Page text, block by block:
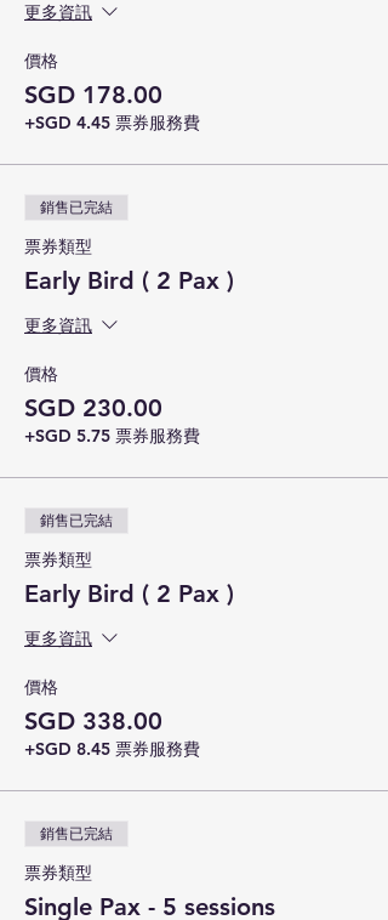
更多資訊
價格
SGD 178.00
+SGD 4.45 票券服務費
銷售已完結
票券類型
Early Bird ( 2 Pax )
更多資訊
價格
SGD 230.00
+SGD 5.75 票券服務費
銷售已完結
票券類型
Early Bird ( 2 Pax )
更多資訊
價格
SGD 338.00
+SGD 8.45 票券服務費
銷售已完結
票券類型
Single Pax - 5 sessions